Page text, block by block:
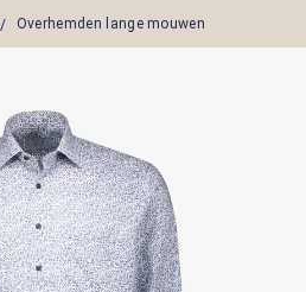
Overhemden lange mouwen